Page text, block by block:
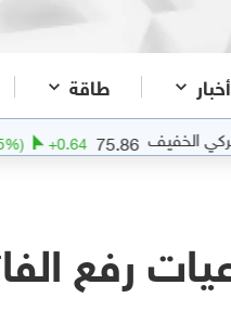
أخبار طاقة
75.86
+0.64
(+0.85%)